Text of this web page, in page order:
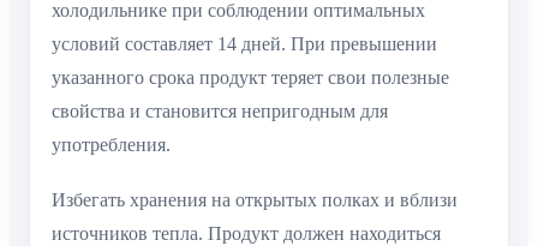
холодильнике при соблюдении оптимальных
условий составляет 14 дней. При превышении
указанного срока продукт теряет свои полезные
свойства и становится непригодным для
употребления.
Избегать хранения на открытых полках и вблизи
источников тепла. Продукт должен находиться